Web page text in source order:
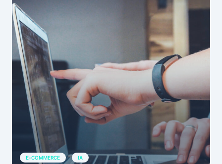
E-COMMERCE IA